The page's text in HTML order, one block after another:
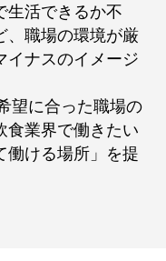
生活できるか不
、職場の環境が厳
イナスのイメージ
望に合った職場の
食業界で働きたい
働ける場所」を提